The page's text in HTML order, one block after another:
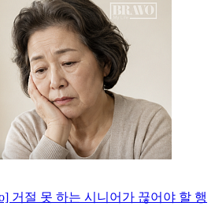
거절 못 하는 시니어가 끊어야 할 행